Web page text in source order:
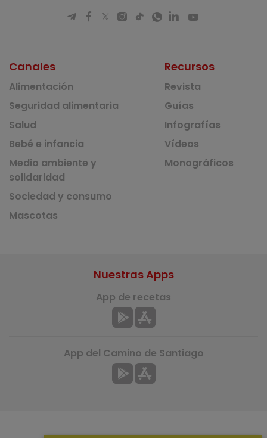
Canales
Alimentación
Seguridad alimentaria
Salud
Bebé e infancia
Medio ambiente y
solidaridad
Sociedad y consumo
Mascotas
Recursos
Revista
Guías
Infografías
Vídeos
Monográficos
Nuestras Apps
App de recetas
App del Camino de Santiago